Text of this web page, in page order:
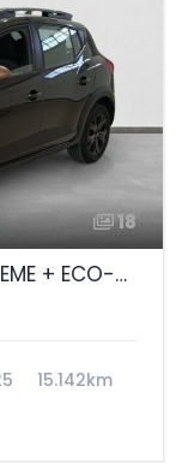
18
DACIA SANDERO STEPWAY EXTREME + ECO-G 100CV PRETO
15.142km